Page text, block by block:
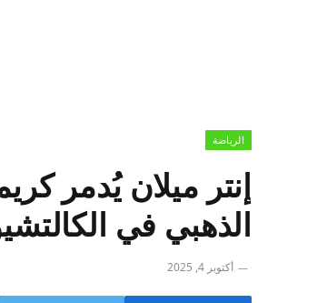
الرياضة
إنتر ميلان يُدمر
الذهبي في
أكتوبر 4, 2025